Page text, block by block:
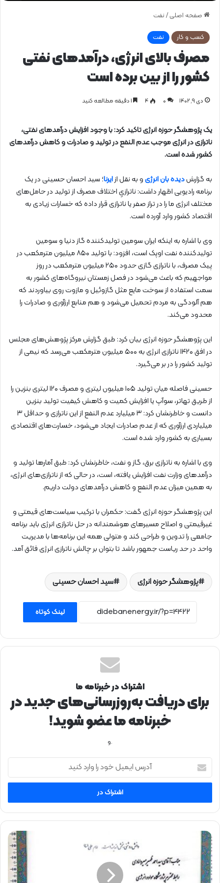
صفحه اصلی / نفت
کسب و کار نفت
مصرف بالای انرژی، درآمدهای نفتی
کشور را از بین برده است
دی ۹, ۱۴۰۲ 0 ۴
یک پژوهشگر حوزه انرژی تاکید کرد: با وجود افزایش درآمدهای نفتی،
ناترازی در انرژی موجب عدم النفع در تولید و صادرات و کاهش درآمدهای
کشور شده است.
به گزارشدیده بان انرژیو به نقل ازایرنا؛ سید احسان حسینی در یک
برنامه رادیویی اظهار داشت: ناترازیِ اختلاف مصرف از تولید در حامل‌های
مختلف انرژی ما را در تراز صفر یا ناترازی قرار داده که خسارات زیادی به
اقتصاد کشور وارد آورده است.
وی با اشاره به اینکه ایران سومین تولیدکننده گاز دنیا و سومین
تولیدکننده نفت اوپک است، افزود: با تولید ۸۵۰ میلیون مترمکعب در
پیک مصرف، با ناترازی گازی حدود ۲۵۰ میلیون مترمکعب در روز
مواجهیم که باعث می‌شود در فصل زمستان نیروگاه‌های کشور به
سمت استفاده از سوخت مایع مثل گازوئیل و مازوت روی بیاوردند که
هم آلودگی به مردم تحمیل می‌شود و هم منابع ارزآوری و صادرات را
محدود می‌کند.
این پژوهشگر حوزه انرژی بیان کرد: طبق گزارش مرکز پژوهش‌های مجلس
در افق ۱۴۲۰ ناترازی انرژی به ۵۰۰ میلیون مترمکعب می‌رسد که نیمی از
تولید کشور را در بر می‌گیرد.
حسینی فاصله میان تولید ۱۰۵ میلیون لیتری و مصرف ۱۲۰ لیتری بنزین را
از طریق تهاتر، سوآپ یا افزایش کمیت و کاهش کیفیت تولید بنزین
دانست و خاطرنشان کرد: ۳ میلیارد عدم النفع از این ناترازی و حداقل ۳
میلیاردی ارزآوری که از عدم صادرات ایجاد می‌شود، خسارت‌های اقتصادی
بسیاری به کشور وارد شده است.
وی با اشاره به ناترازی برق، گاز و نفت، خاطرنشان کرد: طبق آمارها تولید و
درآمدهای وزارت نفت افزایش یافته، است، در حالی که از ناترازی‌های انرژی،
به همین میزان عدم النفع و کاهش درآمدهای دولت داریم.
این پژوهشگر حوزه انرژی گفت: حکمران با ترکیب سیاست‌های قیمتی و
غیرقیمتی و اصلاح مسیرهای هوشمندانه در حل ناترازی انرژی باید برنامه
جامعی را تدوین و طراحی کند و متولی همه این برنامه‌ها با مدیریت
واحد در حد ریاست جمهور باشد تا بتوان بر چالش ناترازی انرژی فائق آمد.
پژوهشگر حوزه انرژی سید احسان حسینی
لینک کوتاه
اشتراک در خبرنامه ما
برای دریافت به‌روزرسانی‌های جدید در
خبرنامه ما عضو شوید!
.و
آ
ر
ا
ی
م
ی
ل
خ
و
د
ک
ا
ر
ش
ن